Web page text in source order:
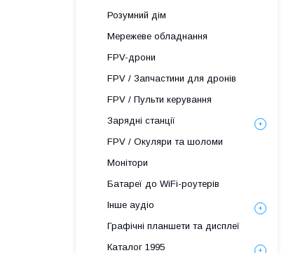
Розумний дім
Мережеве обладнання
FPV-дрони
FPV / Запчастини для дронів
FPV / Пульти керування
Зарядні станції
FPV / Окуляри та шоломи
Монітори
Батареї до WiFi-роутерів
Інше аудіо
Графічні планшети та дисплеї
Каталог 1995